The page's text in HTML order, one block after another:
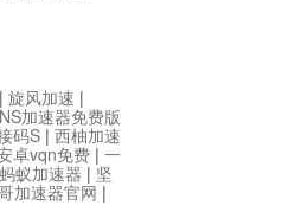
| 旋风加速 |
加速器免费版
码S | 西柚加速
卓vqn免费 | 一
蚂蚁加速器 | 坚
加速器官网 |